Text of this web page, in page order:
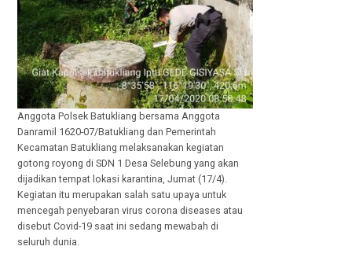
Anggota Polsek Batukliang bersama Anggota
Danramil 1620-07/Batukliang dan Pemerintah
Kecamatan Batukliang melaksanakan kegiatan
gotong royong di SDN 1 Desa Selebung yang akan
dijadikan tempat lokasi karantina, Jumat (17/4).
Kegiatan itu merupakan salah satu upaya untuk
mencegah penyebaran virus corona diseases atau
disebut Covid-19 saat ini sedang mewabah di
seluruh dunia.